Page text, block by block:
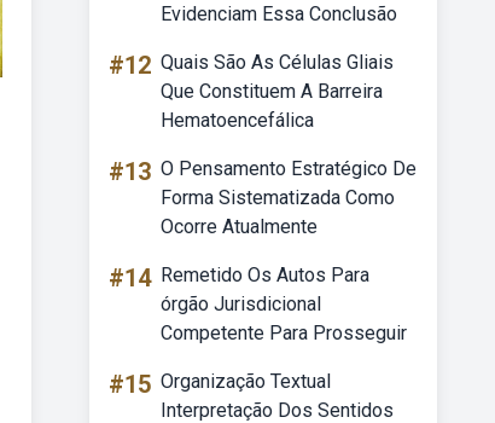
Evidenciam Essa Conclusão
#12 Quais São As Células Gliais
Que Constituem A Barreira
Hematoencefálica
#13 O Pensamento Estratégico De
Forma Sistematizada Como
Ocorre Atualmente
#14 Remetido Os Autos Para
órgão Jurisdicional
Competente Para Prosseguir
#15 Organização Textual
Interpretação Dos Sentidos